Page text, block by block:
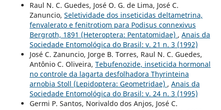
Raul N. C. Guedes, José O. G. de Lima, José C.
Zanuncio, Seletividade dos inseticidas deltametrina,
fenvalerato e fenitrotiom para Podisus connexivus
Bergroth, 1891 (Heteroptera: Pentatomidae) , Anais da
Sociedade Entomológica do Brasil: v. 21 n. 3 (1992)
José C. Zanuncio, Jorge B. Torres, Raul N. C. Guedes,
Antônio C. Oliveira, Tebufenozide, inseticida hormonal
no controle da lagarta desfolhadora Thyrinteina
arnobia Stoll (Lepidoptera: Geometridae) , Anais da
Sociedade Entomológica do Brasil: v. 24 n. 3 (1995)
Germi P. Santos, Norivaldo dos Anjos, José C.